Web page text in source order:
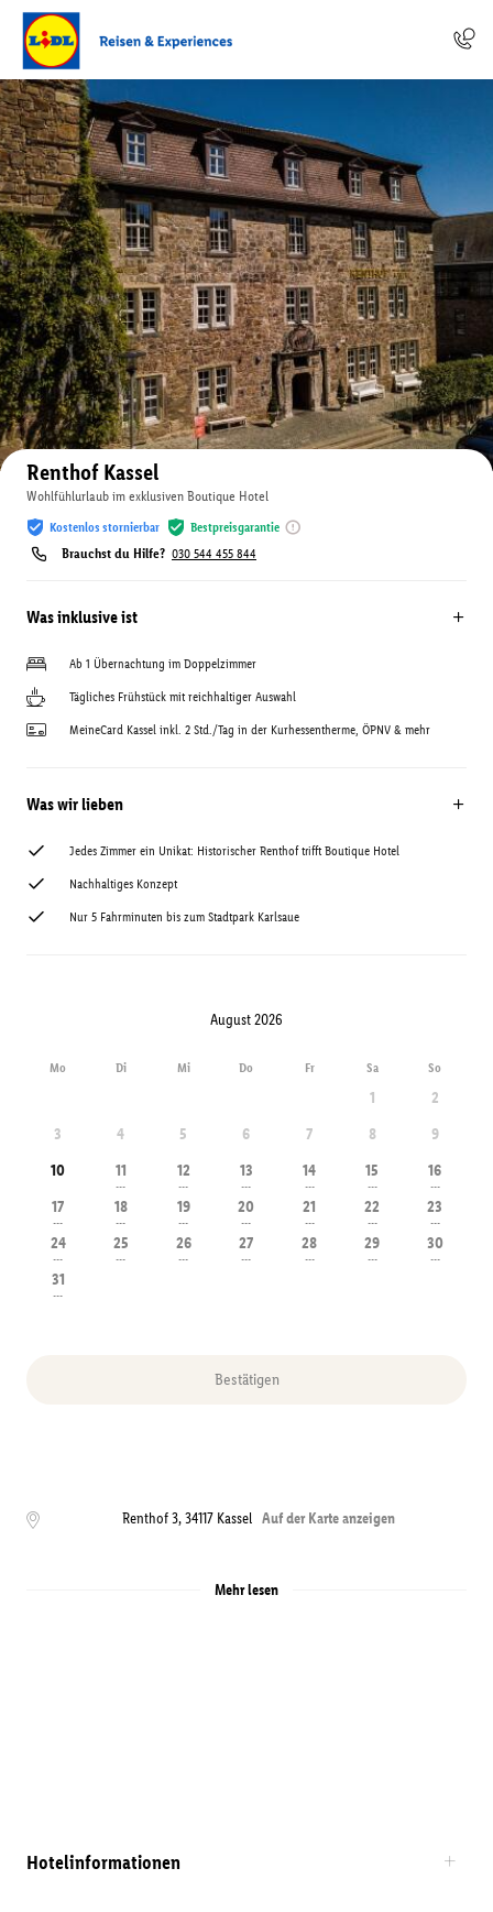
Auf der Karte anzeigen
Renthof Kassel
Wohlfühlurlaub im exklusiven Boutique Hotel
Kostenlos stornierbar Bestpreisgarantie
Brauchst du Hilfe? 030 544 455 844
Was inklusive ist
Ab 1 Übernachtung im Doppelzimmer
Tägliches Frühstück mit reichhaltiger Auswahl
MeineCard Kassel inkl. 2 Std./Tag in der Kurhessentherme, ÖPNV & mehr
Was wir lieben
Jedes Zimmer ein Unikat: Historischer Renthof trifft Boutique Hotel
Nachhaltiges Konzept
Nur 5 Fahrminuten bis zum Stadtpark Karlsaue
August 2026
Mo Di Mi Do Fr Sa So
1
2
3
4 5 6 7 8
9
10
11
---
12
---
13
---
14
---
15
---
16
---
17
---
18
---
19
---
20
---
21
---
22
---
23
---
24
---
25
---
26
---
27
---
28
---
29
---
30
---
31
---
Bestätigen
Renthof 3,34117 Kassel Auf der Karte anzeigen
Mehr lesen
Hotelinformationen